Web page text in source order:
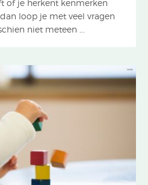
of je herkent kenmerken
loop je met veel vragen
niet meteen ...